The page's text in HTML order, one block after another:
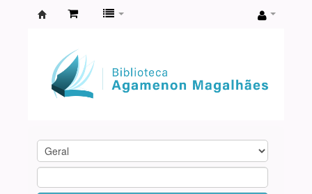
Agamenon
Magalhães